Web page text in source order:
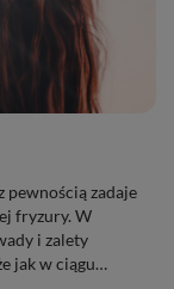
pewnością zadaje
fryzury. W
i zalety
jak w ciągu